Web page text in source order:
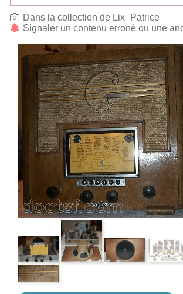
Dans la collection de Lix_Patrice
Signaler un contenu erroné ou une